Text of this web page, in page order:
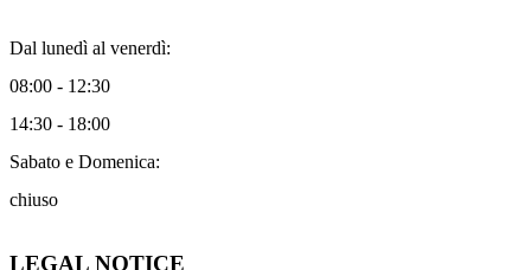
Dal lunedì al venerdì:
08:00 - 12:30
14:30 - 18:00
Sabato e Domenica:
chiuso
LEGAL NOTICE